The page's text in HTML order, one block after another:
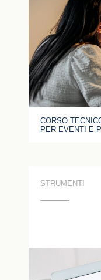
CORSO
PER EVENTI E
STRUMENTI